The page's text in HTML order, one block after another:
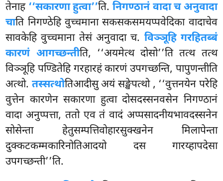
तेनाह ‘‘सकारणा हुत्वा’’ति.निगण्ठानं वादा च अनुवादा
चाति निगण्ठेहि वुच्चमाना सकसकसमयप्पवेदिका वादाचेव
सावकेहि वुच्चमाना तेसं अनुवादा च. विञ्ञूहि गरहितब्बं
कारणं आगच्छन्तीति, ‘‘अयमेत्थ दोसो’’ति तत्थ तत्थ
विञ्ञूहि पण्डितेहि गरहारहं कारणं उपगच्छन्ति, पापुणन्तीति
अत्थो. तस्सत्थोतिआदीसु अयं सङ्खेपत्थो , ‘‘वुत्तनयेन परेहि
वुत्तेन कारणेन सकारणा हुत्वा दोसदस्सनवसेन निगण्ठानं
वादा अनुप्पत्ता, ततो एव तं वादं अप्पसादनीयभावदस्सनेन
सोसेन्ता हेतुसम्पत्तिवोहारसुक्खनेन मिलापेन्ता
दुक्कटकम्मकारिनोतिआदयो दस गारय्हापदेसा
उपगच्छन्ती’’ति.